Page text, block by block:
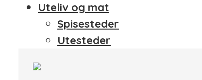
Uteliv og mat
Spisesteder
Utesteder